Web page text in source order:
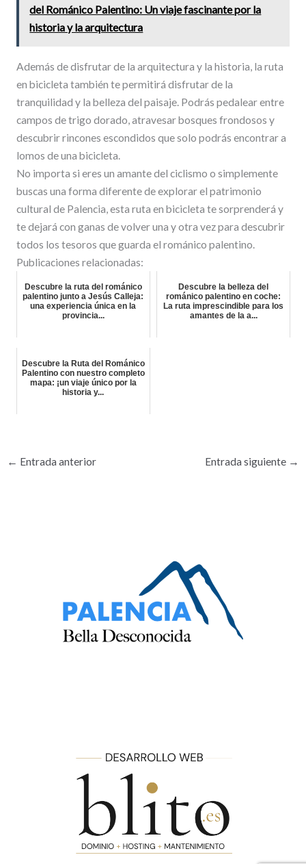
del Románico Palentino: Un viaje fascinante por la
historia y la arquitectura
Además de disfrutar de la arquitectura y la historia, la ruta
en bicicleta también te permitirá disfrutar de la
tranquilidad y la belleza del paisaje. Podrás pedalear entre
campos de trigo dorado, atravesar bosques frondosos y
descubrir rincones escondidos que solo podrás encontrar a
lomos de una bicicleta.
No importa si eres un amante del ciclismo o simplemente
buscas una forma diferente de explorar el patrimonio
cultural de Palencia, esta ruta en bicicleta te sorprenderá y
te dejará con ganas de volver una y otra vez para descubrir
todos los tesoros que guarda el románico palentino.
Publicaciones relacionadas:
Descubre la ruta del románico
palentino junto a Jesús Calleja:
una experiencia única en la
provincia...
Descubre la belleza del
románico palentino en coche:
La ruta imprescindible para los
amantes de la a...
Descubre la Ruta del Románico
Palentino con nuestro completo
mapa: ¡un viaje único por la
historia y...
← Entrada anterior Entrada siguiente →